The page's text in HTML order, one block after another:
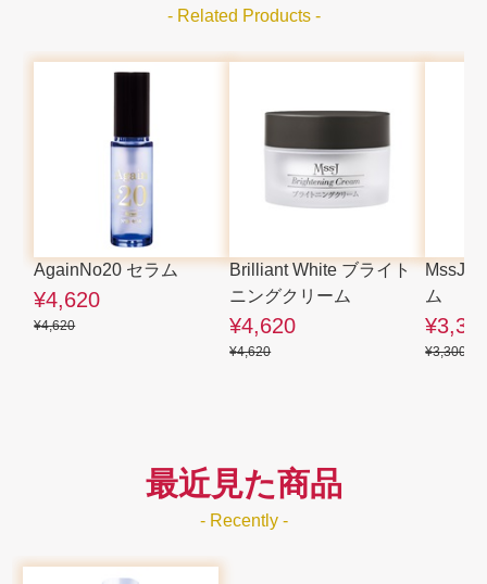
- Related Products -
AgainNo20 セラム
¥4,620
¥4,620
Brilliant White ブライト
ニングクリーム
¥4,620
¥4,620
MssJ
ム
¥3,300
最近見た商品
- Recently -